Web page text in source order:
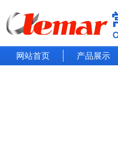
网站首页 产品展示